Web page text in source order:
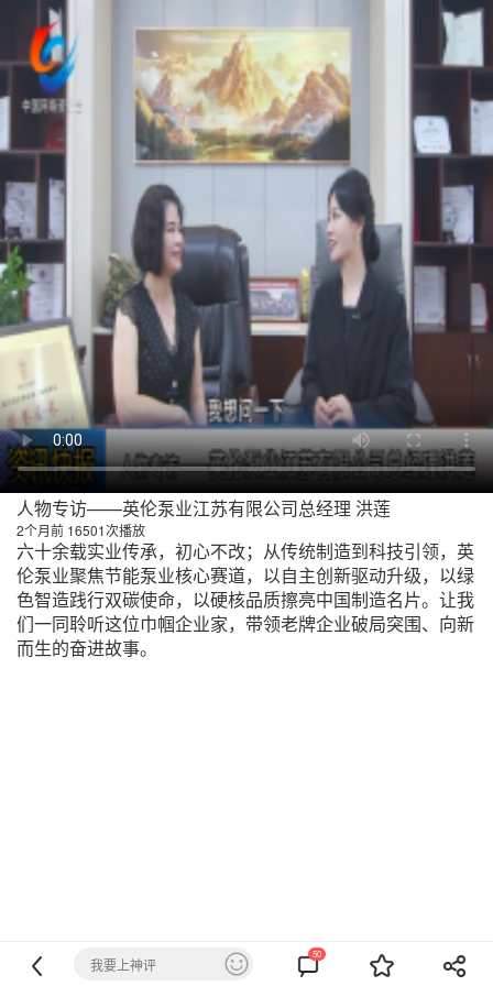
人物专访——英伦泵业江苏有限公司总经理 洪莲
2个月前 16501次播放
六十余载实业传承，初心不改；从传统制造到科技引领，英
伦泵业聚焦节能泵业核心赛道，以自主创新驱动升级，以绿
色智造践行双碳使命，以硬核品质擦亮中国制造名片。让我
们一同聆听这位巾帼企业家，带领老牌企业破局突围、向新
而生的奋进故事。
50